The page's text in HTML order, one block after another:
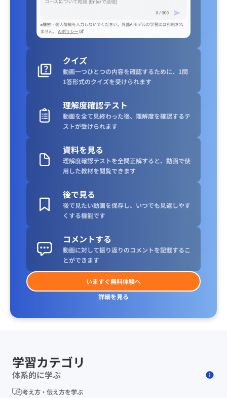
クイズ
動画一つひとつの内容を確認するために、1問
1答形式のクイズを受けられます
理解度確認テスト
動画を全て見終わった後、理解度を確認するテ
ストが受けられます
資料を見る
理解度確認テストを全問正解すると、動画で使
用した教材を閲覧できます
後で見る
後で見たい動画を保存し、いつでも見返しやす
くする機能です
コメントする
動画に対して振り返りのコメントを記載するこ
とができます
いますぐ無料体験へ
詳細を見る
学習カテゴリ
体系的に学ぶ
考え方・伝え方を学ぶ